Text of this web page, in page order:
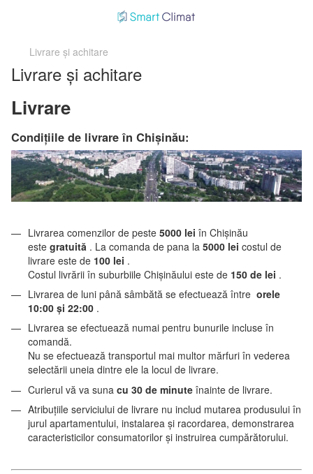
Livrare și achitare
Livrare și achitare
Livrare
Condițiile de livrare în Chișinău:
Livrarea comenzilor de peste 5000 lei în Chișinău
este gratuită . La comanda de pana la 5000 lei costul de
livrare este de 100 lei .
Costul livrării în suburbiile Chișinăului este de 150 de lei .
Livrarea de luni până sâmbătă se efectuează între orele
10:00 și 22:00 .
Livrarea se efectuează numai pentru bunurile incluse în
comandă.
Nu se efectuează transportul mai multor mărfuri în vederea
selectării uneia dintre ele la locul de livrare.
Curierul vă va suna cu 30 de minute înainte de livrare.
Atribuțiile serviciului de livrare nu includ mutarea produsului în
jurul apartamentului, instalarea și racordarea, demonstrarea
caracteristicilor consumatorilor și instruirea cumpărătorului.